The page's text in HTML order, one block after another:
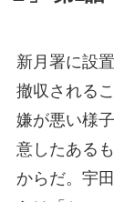
新月署に設
撤収される
嫌が悪い様
意したある
からだ。宇